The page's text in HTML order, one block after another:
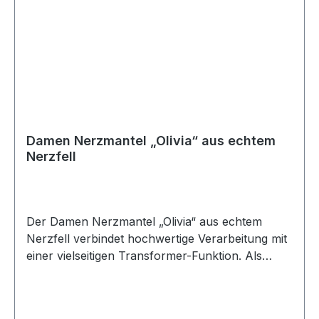
Damen Nerzmantel „Olivia“ aus echtem
Nerzfell
Der Damen Nerzmantel „Olivia“ aus echtem
Nerzfell verbindet hochwertige Verarbeitung mit
einer vielseitigen Transformer-Funktion. Als